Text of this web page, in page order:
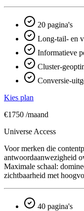
20 pagina's
Long-tail- en
Informatieve
Cluster-
Conversie-
Kies plan
€1750 /maand
Universe Access
Voor merken die
antwoord­aanwezigheid
Maximale schaal:
zichtbaarheid met
40 pagina's